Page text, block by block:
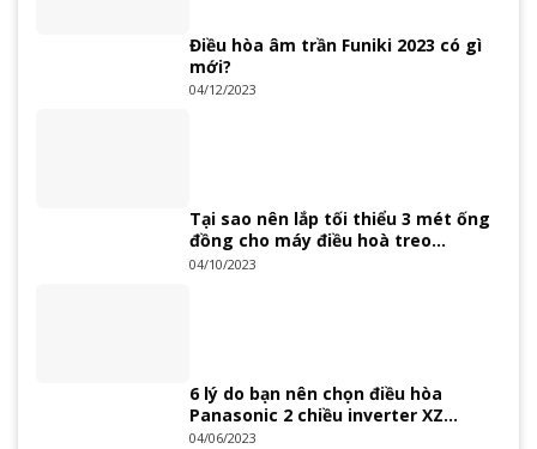
Điều hòa âm trần Funiki 2023 có gì
mới?
04/12/2023
Tại sao nên lắp tối thiểu 3 mét ống
đồng cho máy điều hoà treo
tường?
04/10/2023
6 lý do bạn nên chọn điều hòa
Panasonic 2 chiều inverter XZ
Series 2023
04/06/2023